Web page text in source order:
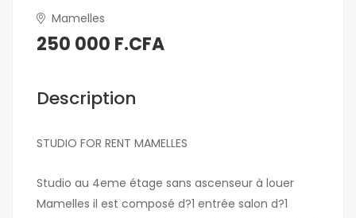
Mamelles
250 000 F.CFA
Description
STUDIO FOR RENT MAMELLES
Studio au 4eme étage sans ascenseur à louer
Mamelles il est composé d?1 entrée salon d?1